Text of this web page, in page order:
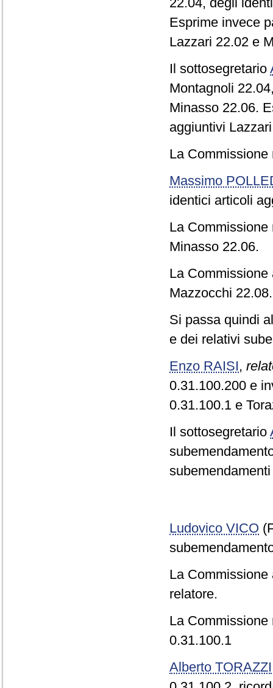
Esprime invece
Lazzari 22.02 e
Il sottosegretario
Montagnoli
Minasso 22.06.
aggiuntivi
La
Massimo
identici articoli
La
Minasso 22.06.
La
Mazzocchi 22.08.
Si passa quindi
e dei relativi
Enzo RAISI,
0.31.100.200 e
0.31.100.1 e
Il sottosegretario
Ludovico VICO
La
relatore.
La
0.31.100.1
Alberto TORAZZI